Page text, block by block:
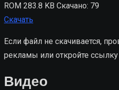
ROM 283.8 KB Скачано: 79
Скачать
Если файл не скачивается,
рекламы или откройте
Видео